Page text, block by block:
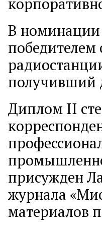
В номинации
победителем
получивший
Диплом II
присужден
журнала
материалов